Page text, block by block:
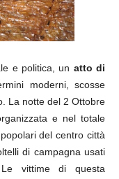
e politica, un atto di
moderni, scosse
La notte del 2 Ottobre
e nel totale
del centro città
di campagna usati
vittime di questa